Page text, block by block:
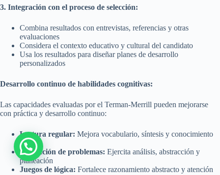
3. Integración con el proceso de selección:
Combina resultados con entrevistas, referencias y otras
evaluaciones
Considera el contexto educativo y cultural del candidato
Usa los resultados para diseñar planes de desarrollo
personalizados
Desarrollo continuo de habilidades cognitivas:
Las capacidades evaluadas por el Terman-Merrill pueden mejorarse
con práctica y desarrollo continuo:
Lectura regular: Mejora vocabulario, síntesis y conocimiento
general
Resolución de problemas: Ejercita análisis, abstracción y
planeación
Juegos de lógica: Fortalece razonamiento abstracto y atención